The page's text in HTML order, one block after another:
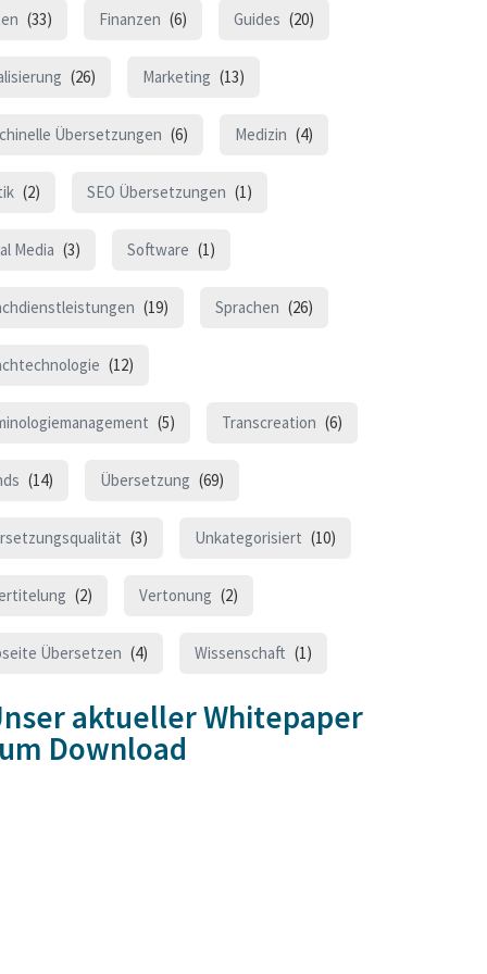
(33) Finanzen (6) Guides (20)
(26) Marketing (13)
Übersetzungen (6) Medizin (4)
(2) SEO Übersetzungen (1)
Media (3) Software (1)
(19) Sprachen (26)
(12)
(5) Transcreation (6)
(14) Übersetzung (69)
(3) Unkategorisiert (10)
(2) Vertonung (2)
Übersetzen (4) Wissenschaft (1)
aktueller Whitepaper
Download